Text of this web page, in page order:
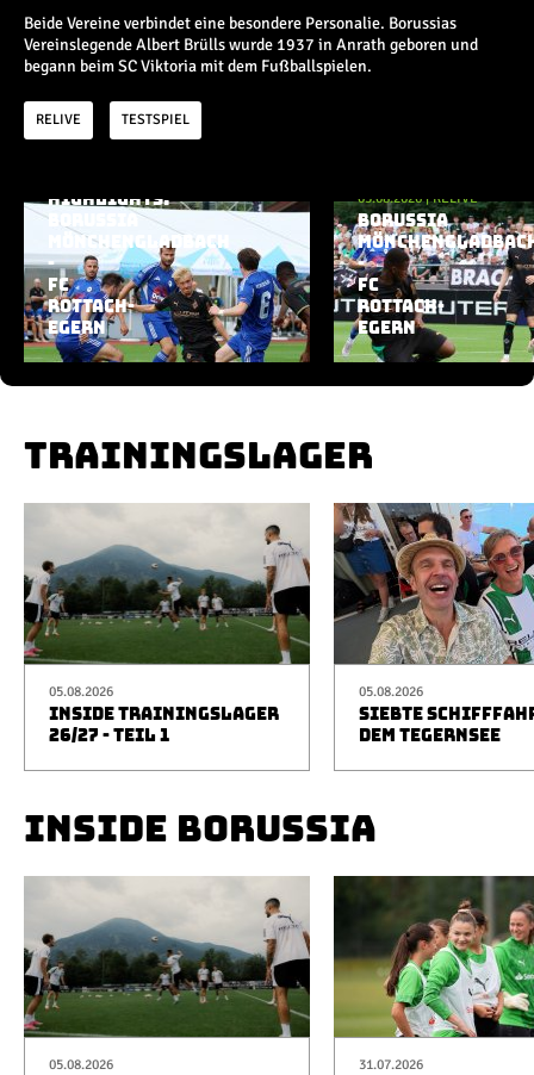
Europa League
Testspiele
Inside
Interviews
Pressekonferenzen
Rund um Borussia
Trainingslager
Buntes
Historie
English
Alle Videos
Beide Vereine verbindet eine besondere Personalie. Borussias
Vereinslegende Albert Brülls wurde 1937 in Anrath geboren und
begann beim SC Viktoria mit dem Fußballspielen.
RELIVE TESTSPIEL
Aktuelle Playlist
HIGHLIGHTS:
BORUSSIA
MÖNCHENGLADBACH
-
FC
ROTTACH-
EGERN
05.08.2026|RELIVE
BORUSSIA
-
FC
ROTTACH-
EGERN
TRAININGSLAGER
05.08.2026
INSIDE TRAININGSLAGER
26/27 - TEIL 1
05.08.2026
SIEBTE
DEM TEGERNSEE
INSIDE BORUSSIA
05.08.2026 31.07.2026